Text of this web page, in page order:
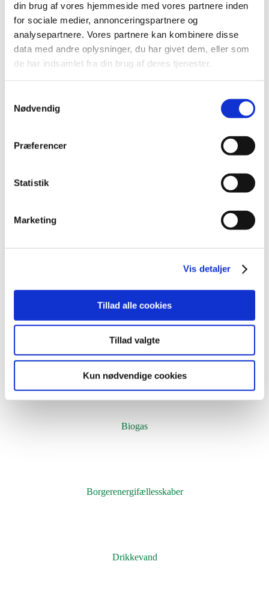
din brug af vores hjemmeside med vores partnere inden
for sociale medier, annonceringspartnere og
analysepartnere. Vores partnere kan kombinere disse
data med andre oplysninger, du har givet dem, eller som
de har indsamlet fra din brug af deres tjenester.
Nødvendig
Præferencer
Statistik
Marketing
Vis detaljer
Tillad alle cookies
Tillad valgte
Kun nødvendige cookies
Malene Blom Sillesen Partner, advokat (L)
+45 25 29 08 46
+45 25 29 08 40
Affald
Biogas
Borgerenergifællesskaber
Drikkevand